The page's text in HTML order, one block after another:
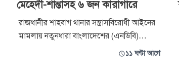
মেহেদী-শান্তাসহ ৬ জন কারাগারে
রাজধানীর শাহবাগ থানার সন্ত্রাসবিরোধী আইনের
মামলায় নতুনধারা বাংলাদেশের (এনডিবি)
চেয়ারম্যান মোমেন মেহেদী ও তার স্ত্রী ভাইস
১১ ঘণ্টা আগে